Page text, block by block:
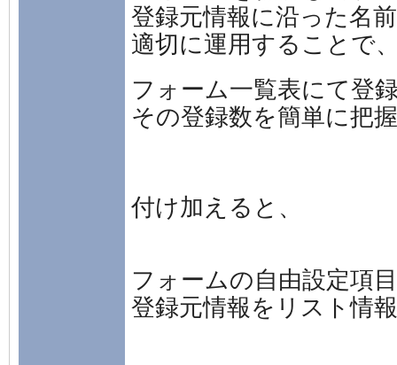
登録元情報に沿った名
適切に運用することで
フォーム一覧表にて登
その登録数を簡単に把
付け加えると、
フォームの自由設定項
登録元情報を リスト情報